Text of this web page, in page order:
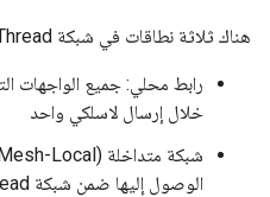
هناك ثلاثة نطاقات في شبكة Thread للمعالجة الأحادية:
رابط محلي: جميع الواجهات
خلال إرسال لاسلكي واحد
الوصول إليها ضمن شبكة Thread نفسها